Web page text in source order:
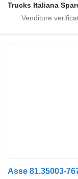
Trucks Italiana
Asse 81.35003-